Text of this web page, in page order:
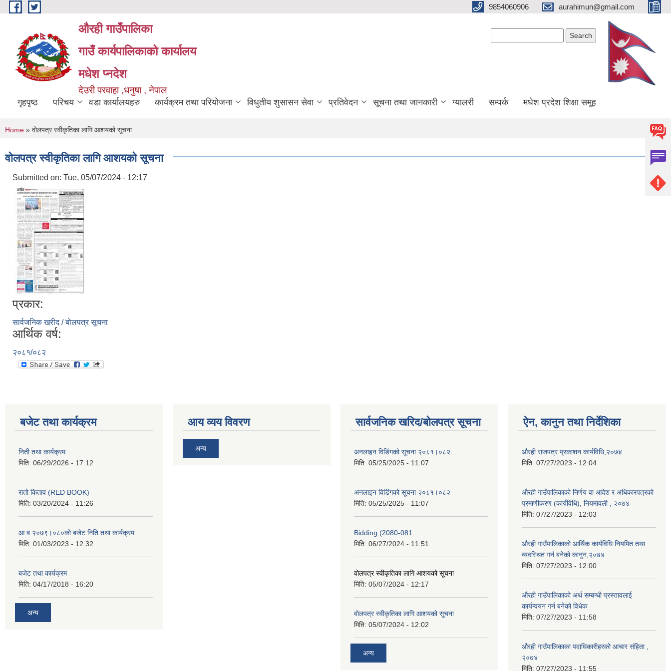
Skip to main content 9854060906 aurahimun@gmail.com
औरही गाउँपालिका
गाउँ कार्यपालिकाको कार्यालय
मधेश प्नदेश
देउरी परवाहा ,धनुषा , नेपाल
गृहपृष्ठ परिचय वडा कार्यालयहरु कार्यक्रम तथा परियोजना विधुतीय शुसासन सेवा प्रतिवेदन सूचना तथा जानकारी ग्यालरी सम्पर्क मधेश प्रदेश शिक्षा समूह
You are here
Home » वोलपत्र स्वीकृतिका लागि आशयको सूचना
वोलपत्र स्वीकृतिका लागि आशयको सूचना
Submitted on: Tue, 05/07/2024 - 12:17
प्रकार:
सार्वजनिक खरीद / बोलपत्र सूचना
आर्थिक वर्ष:
२०८१/०८२
बजेट तथा कार्यक्रम
निती तथा कार्यक्रम
मिति: 06/29/2026 - 17:12
रातो किताव (RED BOOK)
मिति: 03/20/2024 - 11:26
आ ब २०७९।०८०को बजेट निति तथा कार्यक्रम
मिति: 01/03/2023 - 12:32
बजेट तथा कार्यक्रम
मिति: 04/17/2018 - 16:20
अन्य
आय व्यय विवरण
अन्य
सार्वजनिक खरिद/बोलपत्र सूचना
अनलाइन विडि‌ं‍गको सूचना २०८१।०८२
मिति: 05/25/2025 - 11:07
अनलाइन विडि‌ं‍गको सूचना २०८१।०८२
मिति: 05/25/2025 - 11:07
Bidding (2080-081
मिति: 06/27/2024 - 11:51
वोलपत्र स्वीकृतिका लागि आशयको सूचना
मिति: 05/07/2024 - 12:17
वोलपत्र स्वीकृतिका लागि आशयको सूचना
मिति: 05/07/2024 - 12:02
अन्य
ऐन, कानुन तथा निर्देशिका
औरही राजपत्र प्रकाशन कार्यविधि,२०७४
मिति: 07/27/2023 - 12:04
औरही गाउँपालिकाको निर्णय वा आदेश र अधिकारपत्रको
प्रमाणीकरण (कार्यविधि), नियमावली , २०७४
मिति: 07/27/2023 - 12:03
औरही गाउँपालिकाको आर्थिक कार्यविधि नियमित तथा
व्यवस्थित गर्न बनेको कानुन,२०७४
मिति: 07/27/2023 - 12:00
औरही गाउँपालिकाको अर्थ सम्बन्धी प्रस्तावलाई
कार्यन्वयन गर्न बनेको विधेक
मिति: 07/27/2023 - 11:58
औरही गाउँपालिकाका पदाधिकारीहरको आचार संहिता ,
२०७४
मिति: 07/27/2023 - 11:55